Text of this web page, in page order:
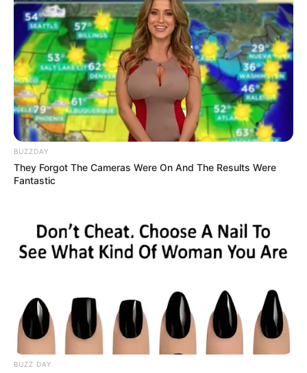
BUZZDAY
They Forgot The Cameras Were On And The Results Were
Fantastic
BUZZ DAY